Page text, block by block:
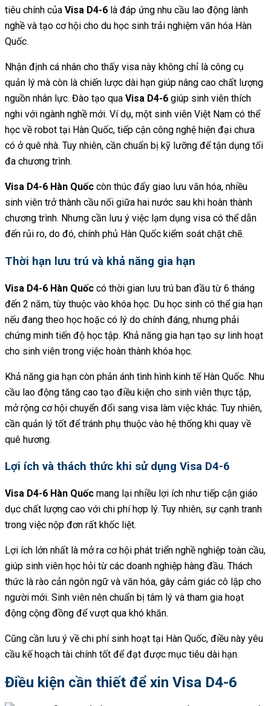
tiêu chính của Visa D4-6 là đáp ứng nhu cầu lao động lành
nghề và tạo cơ hội cho du học sinh trải nghiệm văn hóa Hàn
Quốc.
Nhận định cá nhân cho thấy visa này không chỉ là công cụ
quản lý mà còn là chiến lược dài hạn giúp nâng cao chất lượng
nguồn nhân lực. Đào tạo qua Visa D4-6 giúp sinh viên thích
nghi với ngành nghề mới. Ví dụ, một sinh viên Việt Nam có thể
học về robot tại Hàn Quốc, tiếp cận công nghệ hiện đại chưa
có ở quê nhà. Tuy nhiên, cần chuẩn bị kỹ lưỡng để tận dụng tối
đa chương trình.
Visa D4-6 Hàn Quốc còn thúc đẩy giao lưu văn hóa, nhiều
sinh viên trở thành cầu nối giữa hai nước sau khi hoàn thành
chương trình. Nhưng cần lưu ý việc lạm dụng visa có thể dẫn
đến rủi ro, do đó, chính phủ Hàn Quốc kiểm soát chặt chẽ.
Thời hạn lưu trú và khả năng gia hạn
Visa D4-6 Hàn Quốc có thời gian lưu trú ban đầu từ 6 tháng
đến 2 năm, tùy thuộc vào khóa học. Du học sinh có thể gia hạn
nếu đang theo học hoặc có lý do chính đáng, nhưng phải
chứng minh tiến độ học tập. Khả năng gia hạn tạo sự linh hoạt
cho sinh viên trong việc hoàn thành khóa học.
Khả năng gia hạn còn phản ánh tình hình kinh tế Hàn Quốc. Nhu
cầu lao động tăng cao tạo điều kiện cho sinh viên thực tập,
mở rộng cơ hội chuyển đổi sang visa làm việc khác. Tuy nhiên,
cần quản lý tốt để tránh phụ thuộc vào hệ thống khi quay về
quê hương.
Lợi ích và thách thức khi sử dụng Visa D4-6
Visa D4-6 Hàn Quốc mang lại nhiều lợi ích như tiếp cận giáo
dục chất lượng cao với chi phí hợp lý. Tuy nhiên, sự cạnh tranh
trong việc nộp đơn rất khốc liệt.
Lợi ích lớn nhất là mở ra cơ hội phát triển nghề nghiệp toàn cầu,
giúp sinh viên học hỏi từ các doanh nghiệp hàng đầu. Thách
thức là rào cản ngôn ngữ và văn hóa, gây cảm giác cô lập cho
người mới. Sinh viên nên chuẩn bị tâm lý và tham gia hoạt
động cộng đồng để vượt qua khó khăn.
Cũng cần lưu ý về chi phí sinh hoạt tại Hàn Quốc, điều này yêu
cầu kế hoạch tài chính tốt để đạt được mục tiêu dài hạn.
Điều kiện cần thiết để xin Visa D4-6